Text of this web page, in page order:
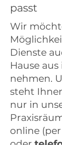
passt
Wir
Dienste
Hause
nehmen.
steht
nur in
online